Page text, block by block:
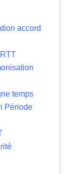
accord
temps
Période